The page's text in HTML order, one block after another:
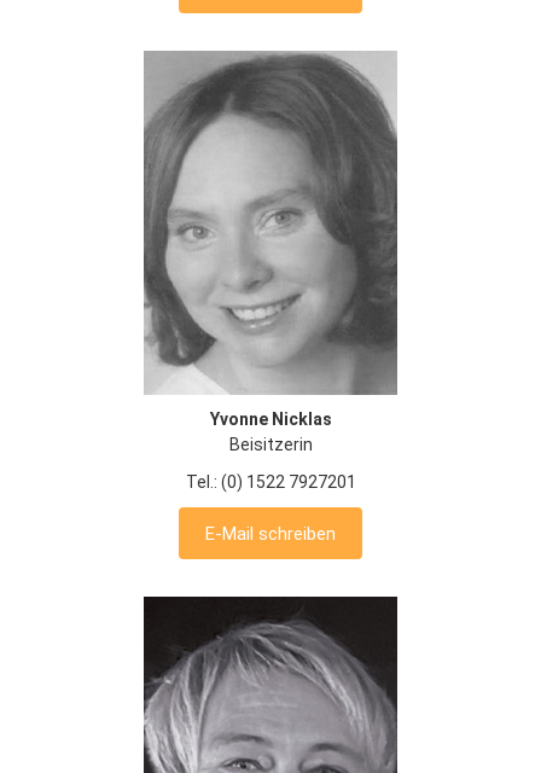
Yvonne Nicklas
Beisitzerin
Tel.: (0) 1522 7927201
E-Mail schreiben